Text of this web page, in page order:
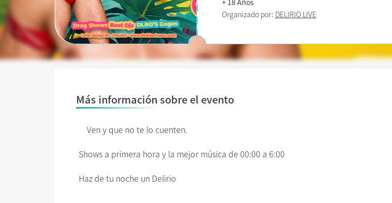
+ 18 Años
Organizado por: DELIRIO LIVE
Más información sobre el evento
Ven y que no te lo cuenten.
Shows a primera hora y la mejor música de 00:00 a 6:00
Haz de tu noche un Delirio